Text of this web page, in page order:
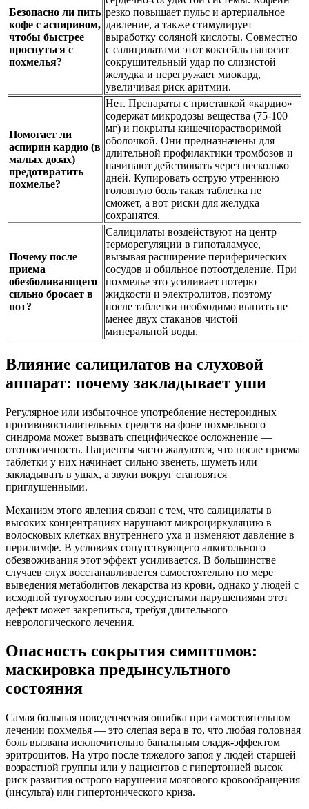
Безопасно ли пить
кофе с аспирином,
чтобы быстрее
проснуться с
похмелья?
резко повышает пульс и артериальное
давление, а также стимулирует
выработку соляной кислоты. Совместно
с салицилатами этот коктейль наносит
сокрушительный удар по слизистой
желудка и перегружает миокард,
увеличивая риск аритмии.
Помогает ли
аспирин кардио (в
малых дозах)
предотвратить
похмелье?
Нет. Препараты с приставкой «кардио»
содержат микродозы вещества (75-100
мг) и покрыты кишечнорастворимой
оболочкой. Они предназначены для
длительной профилактики тромбозов и
начинают действовать через несколько
дней. Купировать острую утреннюю
головную боль такая таблетка не
сможет, а вот риски для желудка
сохранятся.
Почему после
приема
обезболивающего
сильно бросает в
пот?
Салицилаты воздействуют на центр
терморегуляции в гипоталамусе,
вызывая расширение периферических
сосудов и обильное потоотделение. При
похмелье это усиливает потерю
жидкости и электролитов, поэтому
после таблетки необходимо выпить не
менее двух стаканов чистой
минеральной воды.
Влияние салицилатов на слуховой
аппарат: почему закладывает уши
Регулярное или избыточное употребление нестероидных
противовоспалительных средств на фоне похмельного
синдрома может вызвать специфическое осложнение —
ототоксичность. Пациенты часто жалуются, что после приема
таблетки у них начинает сильно звенеть, шуметь или
закладывать в ушах, а звуки вокруг становятся
приглушенными.
Механизм этого явления связан с тем, что салицилаты в
высоких концентрациях нарушают микроциркуляцию в
волосковых клетках внутреннего уха и изменяют давление в
перилимфе. В условиях сопутствующего алкогольного
обезвоживания этот эффект усиливается. В большинстве
случаев слух восстанавливается самостоятельно по мере
выведения метаболитов лекарства из крови, однако у людей с
исходной тугоухостью или сосудистыми нарушениями этот
дефект может закрепиться, требуя длительного
неврологического лечения.
Опасность сокрытия симптомов:
маскировка предынсультного
состояния
Самая большая поведенческая ошибка при самостоятельном
лечении похмелья — это слепая вера в то, что любая головная
боль вызвана исключительно банальным сладж-эффектом
эритроцитов. На утро после тяжелого запоя у людей старшей
возрастной группы или у пациентов с гипертонией высок
риск развития острого нарушения мозгового кровообращения
(инсульта) или гипертонического криза.